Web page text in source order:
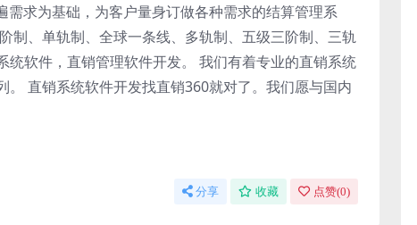
求为基础，为客户量身订做各种需求的结算管理系
制、单轨制、全球一条线、多轨制、五级三阶制、三轨
软件，直销管理软件开发。 我们有着专业的直销系统
直销系统软件开发找直销360就对了。我们愿与国内
分享 收藏 点赞(0)